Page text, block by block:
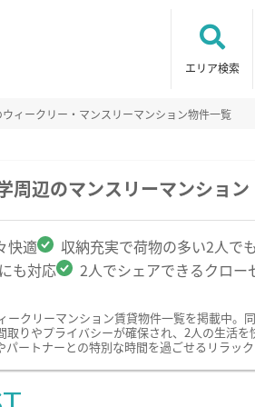
エリア検索
ィークリー・マンスリーマンション物件一覧
周辺のマンスリーマンショ
快適 収納充実で荷物の多い2人で
も対応
2人でシェアできるクロー
クリーマンション賃貸物件一覧を掲載中
りやプライバシーが確保され、2人の生活
ートナーとの特別な時間を過ごせるリラック